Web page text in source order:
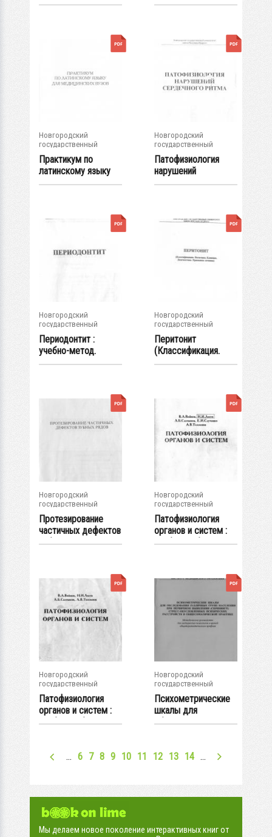
ортопедической...
терапевтической...
Новгородский
государственный
университет им. Яр....
Практикум по
латинскому языку
для медицинских...
Новгородский
государственный
университет им. Яр....
Патофизиология
нарушений
сердечного ритма :
Новгородский
государственный
университет им. Яр....
Периодонтит :
учебно-метод.
материалы / авт.-
Новгородский
государственный
университет им. Яр....
Перитонит
(Классификация.
Патогенез.
Новгородский
государственный
университет им. Яр....
Протезирование
частичных дефектов
зубных рядов :...
Новгородский
государственный
университет им. Яр....
Патофизиология
органов и систем :
учеб. пособие...
Новгородский
государственный
университет им. Яр....
Патофизиология
органов и систем :
учеб. пособие...
Новгородский
государственный
университет им. Яр....
Психометрические
шкалы для
обследования
… 6 7 8 9 10 11 12 13 14 …
Мы делаем новое поколение интерактивных книг от